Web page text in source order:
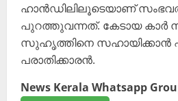
ഹാൻഡിലിലൂടെയാണ്
പുറത്തുവന്നത്. കേടായ കാർ
സുഹൃത്തിനെ സഹായിക്കാൻ
പരാതിക്കാരൻ.
News Kerala Whatsapp